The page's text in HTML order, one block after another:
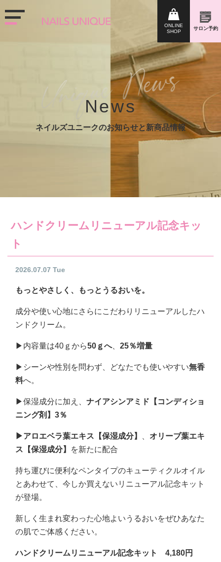
News
ネイルズユニークのお知らせと新商品情報
ハンドクリームリニューアル記念キッ
ト
2026.07.07 Tue
もっとやさしく、もっとうるおいを。
成分や使い心地にさらにこだわりリニューアルしたハ
ンドクリーム。
▶内容量は40ｇから50ｇへ、 25％増量
▶シーンや性別を問わず、どなたでも使いやすい無香
料へ。
▶保湿成分に加え、 ナイアシンアミド【コンディショ
ニング剤】3％
▶アロエベラ葉エキス【保湿成分】
オリーブ葉エキ
ス【保湿成分】
を新たに配合
持ち運びに便利なペンタイプのキューティクルオイル
とあわせて、今しか買えないリニューアル記念キット
が登場。
新しく生まれ変わった心地よいうるおいをぜひあなた
の肌でご体感ください。
ハンドクリームリニューアル記念キット 4,180円